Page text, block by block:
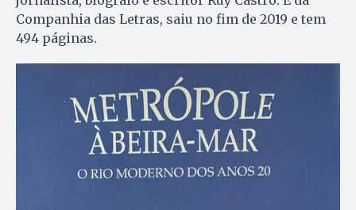
Companhia das Letras, saiu no fim de 2019 e tem
494 páginas.